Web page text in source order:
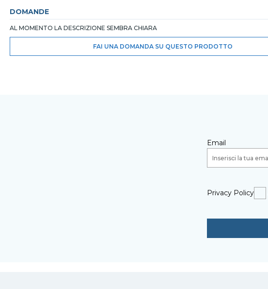
DOMANDE
AL MOMENTO LA DESCRIZIONE SEMBRA CHIARA
FAI UNA DOMANDA SU QUESTO PRODOTTO
Email
Privacy Policy